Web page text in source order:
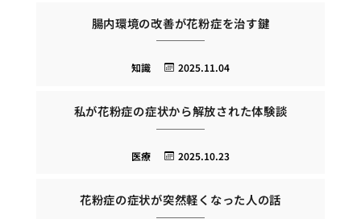
腸内環境の改善が花粉症を治す鍵
2025.11.04
知識
私が花粉症の症状から解放された体験談
2025.10.23
医療
花粉症の症状が突然軽くなった人の話